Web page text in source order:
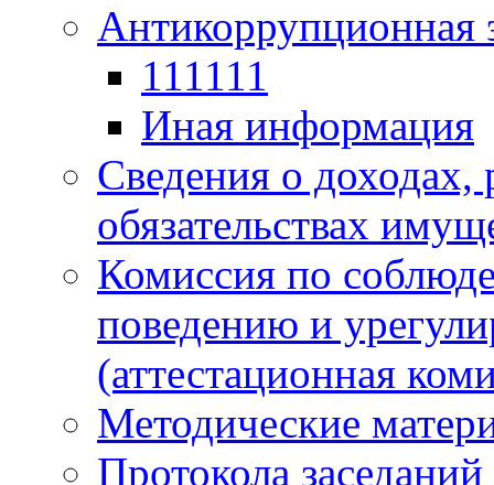
Антикоррупционная
111111
Иная информация
Сведения о доходах,
обязательствах
Комиссия по
поведению и
(аттестационная
Методические
Протокола